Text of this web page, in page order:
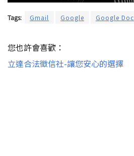
Tags: Gmail Google Google Doc
您也許會喜歡：
立達合法徵信社-讓您安心的選擇